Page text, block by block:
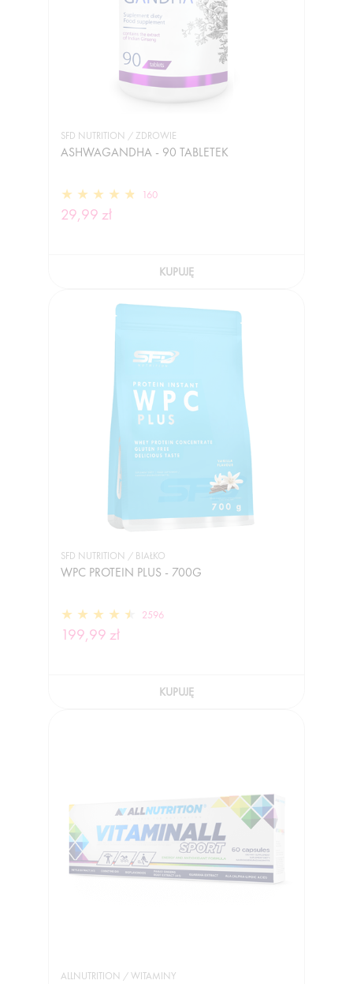
SFD NUTRITION / ZDROWIE
ASHWAGANDHA - 90 TABLETEK
160
29,99 zł
KUPUJĘ
SFD NUTRITION / BIAŁKO
WPC PROTEIN PLUS - 700G
2596
199,99 zł
KUPUJĘ
ALLNUTRITION / WITAMINY